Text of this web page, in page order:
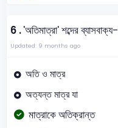
6 .'অতিমাত্রা' শব্দের ব্যাসবাক্য-
Updated: 9 months ago
অতি ও মাত্র
অত্যন্ত মাত্র যা
মাত্রাকে অতিক্রান্ত